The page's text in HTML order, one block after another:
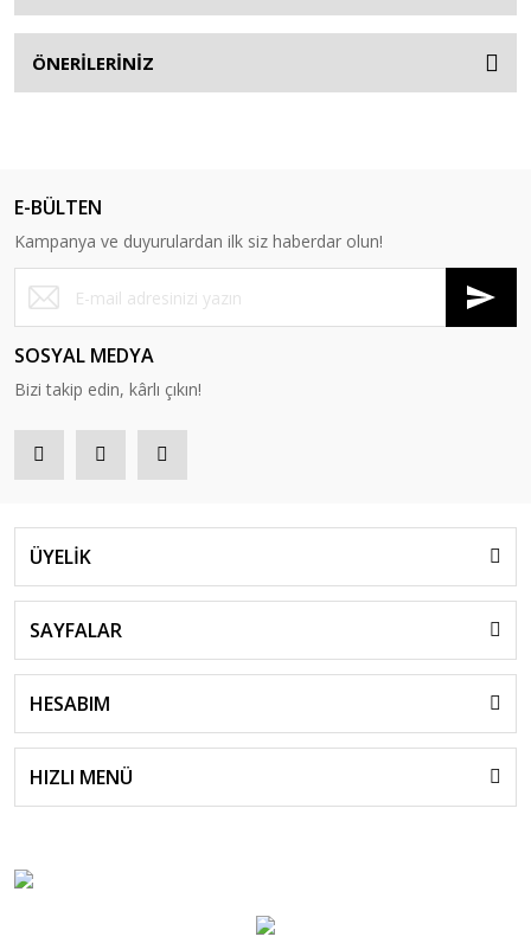
ÖNERİLERİNİZ
E-BÜLTEN
Kampanya ve duyurulardan ilk siz haberdar olun!
SOSYAL MEDYA
Bizi takip edin, kârlı çıkın!
ÜYELİK
SAYFALAR
HESABIM
HIZLI MENÜ